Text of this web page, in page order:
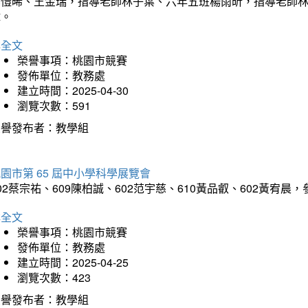
文
榮譽事項：桃園市競賽
發佈單位：教務處
建立時間：2025-04-30
瀏覽次數：591
發布者：教學組
市第 65 屆中小學科學展覽會
蔡宗祐、609陳柏誠、602范宇慈、610黃品叡、602黃宥晨
文
榮譽事項：桃園市競賽
發佈單位：教務處
建立時間：2025-04-25
瀏覽次數：423
發布者：教學組